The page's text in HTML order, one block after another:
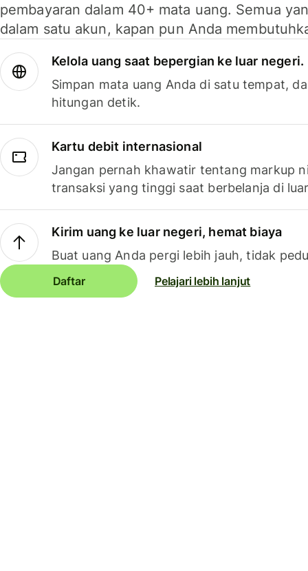
pembayaran dalam 40+ mata uang. Semua
dalam satu akun, kapan pun Anda
Kelola uang saat bepergian ke luar negeri.
Simpan mata uang Anda di satu tempat,
hitungan detik.
Kartu debit internasional
Jangan pernah khawatir tentang markup
transaksi yang tinggi saat berbelanja di
Kirim uang ke luar negeri, hemat biaya
Buat uang Anda pergi lebih jauh, tidak
Daftar Pelajari lebih lanjut